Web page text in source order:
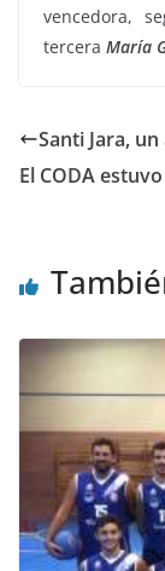
vencedora,
tercera María
Santi Jara,
El CODA